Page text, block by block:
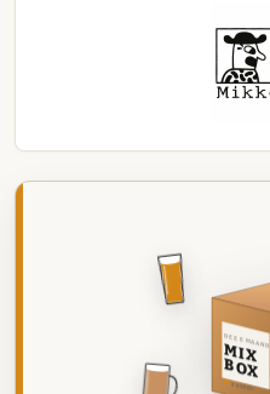
DEZE MAAND
MIX
BOX
8 BIEREN